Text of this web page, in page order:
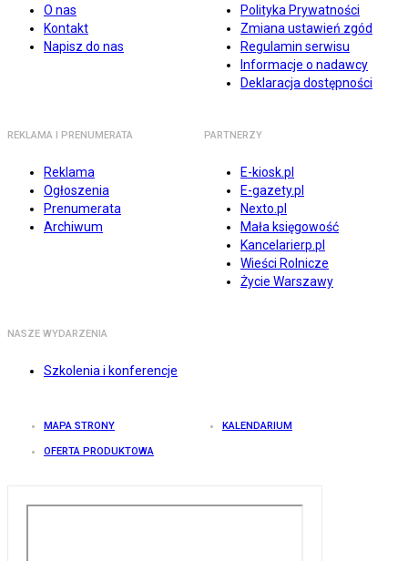
O nas
Kontakt
Napisz do nas
Polityka Prywatności
Zmiana ustawień zgód
Regulamin serwisu
Informacje o nadawcy
Deklaracja dostępności
REKLAMA I PRENUMERATA
Reklama
Ogłoszenia
Prenumerata
Archiwum
PARTNERZY
E-kiosk.pl
E-gazety.pl
Nexto.pl
Mała księgowość
Kancelarierp.pl
Wieści Rolnicze
Życie Warszawy
NASZE WYDARZENIA
Szkolenia i konferencje
MAPA STRONY KALENDARIUM
OFERTA PRODUKTOWA